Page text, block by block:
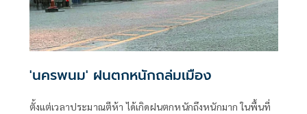
'นครพนม' ฝนตกหนักถล่มเมือง
ตั้งแต่เวลาประมาณตีห้า ได้เกิดฝนตกหนักถึงหนักมาก ในพื้นที่